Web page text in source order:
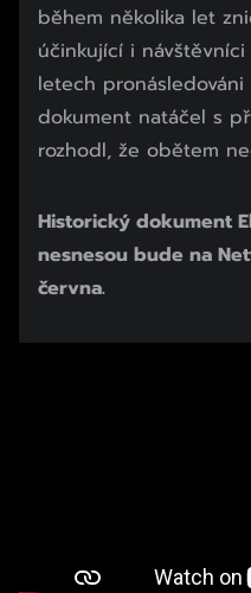
během několika let
účinkující i
letech pronásledováni
dokument natáčel s
rozhodl, že obětem
Historický dokument
nesnesou bude na
června.